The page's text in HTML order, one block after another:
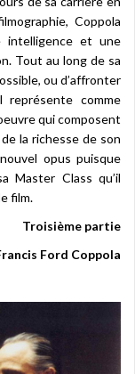
Coppola
intelligence et une
Tout au long de sa
ou d’affronter
représente comme
qui composent
la richesse de son
opus puisque
Master Class qu’il
film.
Troisième partie
Ford Coppola